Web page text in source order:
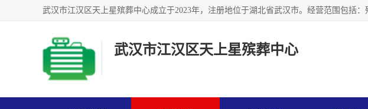
武汉市江汉区天上星殡葬中心